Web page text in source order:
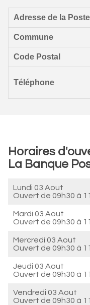
Adresse de la Poste
Commune
Code Postal
Téléphone
Horaires
La Banque
Lundi 03 Aout
Ouvert de 09h30 à
Mardi 03 Aout
Ouvert de 09h30 à
Mercredi 03 Aout
Ouvert de 09h30 à
Jeudi 03 Aout
Ouvert de 09h30 à
Vendredi 03 Aout
Ouvert de 09h30 à